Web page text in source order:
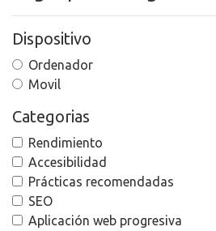
Dispositivo
Ordenador
Movil
Categorias
Rendimiento
Accesibilidad
Prácticas recomendadas
SEO
Aplicación web progresiva